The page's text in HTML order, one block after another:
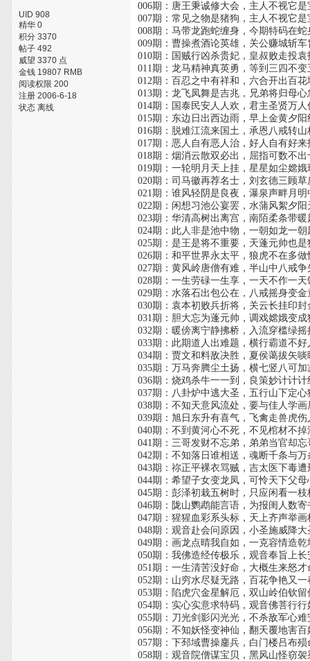
UID 908
精华 0
积分 3370
帖子 492
威望 3370 点
金钱 19807 RMB
阅读权限 200
注册 2006-6-18
状态 离线
006期：唐王秉诚修大会，主人不视它是
007期：常见之物是猪狗，主人不视它是
008期：马带龙跑蛇缠身，今期特码在蛇
009期：曹操煮酒论英雄，关公赚城斩车
010期：国贼行凶杀贵妃，皇叔败走投袁
011期：龙马精神真英勇，等到三四不变
012期：百忍之中有祥和，六合开出百花
013期：龙飞凤舞是吉兆，兄弟将归母心
014期：国泰民安人人欢，君主圣贤万人
015期：东边日出西边雨，早上金黄夕阳
016期：脱难江流来国土，承恩八戒转山
017期：恶人自有恶人治，好人自有好来
018期：烟消云散双必出，屈指可数不出
019期：一轮明月天上挂，星星如尘嫦娥
020期：司马徽再荐名士，刘玄德三顾草
021期：谁风轻阴是良夜，瀑泉声畔月明
022期：闲想习池公宴罢，水蒲风絮夕阳
023期：华清高树出离宫，南陌柔条带暖
024期：此人非是池中物，一朝如龙一朝
025期：是王是将不重要，天蓬元帅也是
026期：和平世界永太平，狼虎不在多做
027期：黄风岭唐僧有难，半山中八戒争
028期：一生劳碌一生享，一天不作一天
029期：水落石出包公在，八戒摇身变金
030期：袁本初败兵折将，关云长挂印封
031期：胆大忘为蓬元帅，调戏嫦娥变成
032期：暖傍离宁静拂桥，入流穿槛绿摇
033期：此期道人出难题，横行霸道不好
034期：贾文和料敌决胜，夏侯蔼拔矢啖
035期：万马奔腾尘土扬，横七竖八可加
036期：烧鸡杀牛一一到，良策妙计计计
037期：八卦炉中逃大圣，五行山下定心
038期：不知天意风流处，要与佳人学画
039期：旭日东升有喜气，飞禽走兽虎伤
040期：不到黄河心不死，不见棺材不掉
041期：三哥发财不忘弟，弟弟当官却忘
042期：不知落日谁相送，魂断千条与万
043期：祢正平裸衣骂贼，吉太医下毒遭
044期：希望子女变龙凤，可怜天下父母
045期：彭泽初栽五树时，只应闲看一枝
046期：陇山鹦鹉能言语，为报闺人数寄
047期：猩猩血彩系头标，天上齐声举画
048期：观音赴会问原因，小圣施威降大
049期：画龙点晴我自如，一克容情造乾
050期：我佛造经传极乐，观音奉旨上长
051期：一生清苦没好命，大概生来怒才
052期：山穷水尽疑无路，百花争艳又一
053期：陷虎穴金星解厄，双山岭伯钦留
054期：实心实意求特码，观音佛菩行行
055期：刀光剑影闪光光，不杀敌军心难
056期：不知妖怪变神仙，翻天覆地害百
057期：下邳域曹操鏖兵，白门楼吕布殒
058期：观音院僧谋宝贝，黑风山怪窃袈